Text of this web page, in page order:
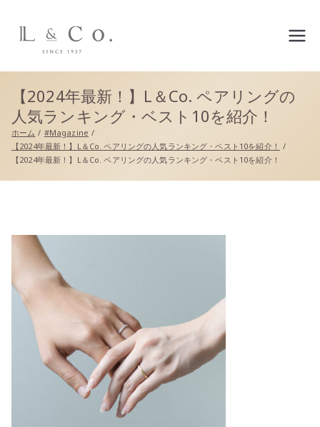
L&co.（エルアンドコー）公
【2024年最新！】L＆Co. ペアリングの
人気ランキング・ベスト10を紹介！
ホーム
#Magazine
【2024年最新！】L＆Co. ペアリングの人気ランキング・ベスト10を紹介！
【2024年最新！】L＆Co. ペアリングの人気ランキング・ベスト10を紹介！